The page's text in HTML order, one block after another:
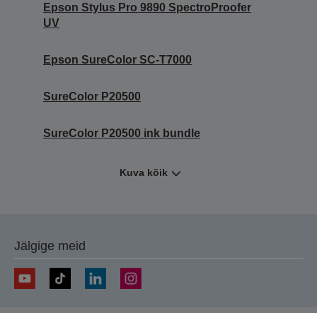
Epson Stylus Pro 9890 SpectroProofer
UV
Epson SureColor SC-T7000
SureColor P20500
SureColor P20500 ink bundle
Kuva kõik
Jälgige meid